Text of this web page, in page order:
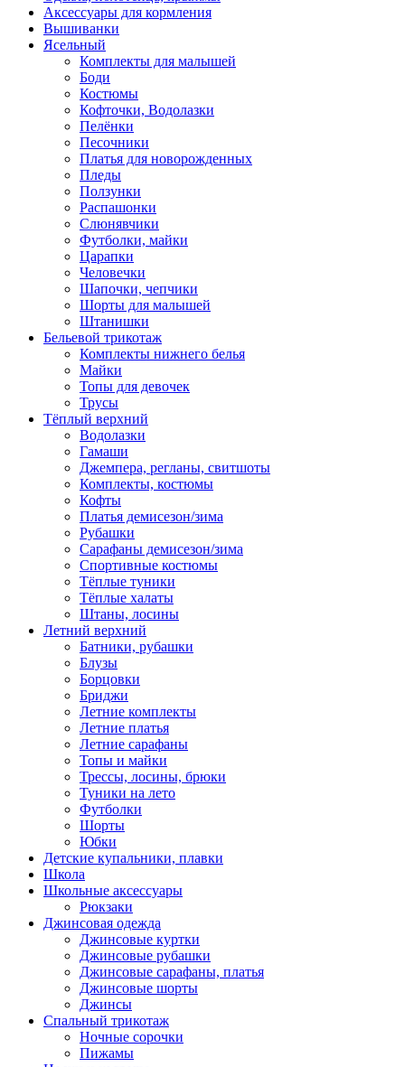
Аксессуары для кормления
Вышиванки
Ясельный
Комплекты для малышей
Боди
Костюмы
Кофточки, Водолазки
Пелёнки
Песочники
Платья для новорожденных
Пледы
Ползунки
Распашонки
Слюнявчики
Футболки, майки
Царапки
Человечки
Шапочки, чепчики
Шорты для малышей
Штанишки
Бельевой трикотаж
Комплекты нижнего белья
Майки
Топы для девочек
Трусы
Тёплый верхний
Водолазки
Гамаши
Джемпера, регланы, свитшоты
Комплекты, костюмы
Кофты
Платья демисезон/зима
Рубашки
Сарафаны демисезон/зима
Спортивные костюмы
Тёплые туники
Тёплые халаты
Штаны, лосины
Летний верхний
Батники, рубашки
Блузы
Борцовки
Бриджи
Летние комплекты
Летние платья
Летние сарафаны
Топы и майки
Трессы, лосины, брюки
Туники на лето
Футболки
Шорты
Юбки
Детские купальники, плавки
Школа
Школьные аксессуары
Рюкзаки
Джинсовая одежда
Джинсовые куртки
Джинсовые рубашки
Джинсовые сарафаны, платья
Джинсовые шорты
Джинсы
Спальный трикотаж
Ночные сорочки
Пижамы